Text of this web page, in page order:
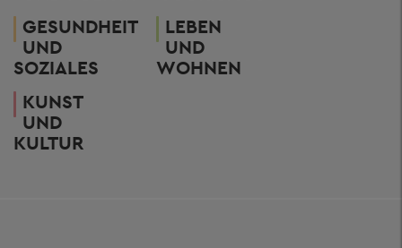
GESUNDHEIT
UND
SOZIALES
LEBEN
UND
WOHNEN
KUNST
UND
KULTUR